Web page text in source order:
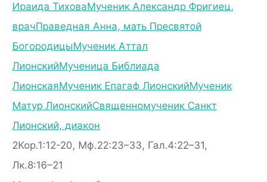
Ираида ТиховаМученик Александр Фригиец,
врачПраведная Анна, мать Пресвятой
БогородицыМученик Аттал
ЛионскийМученица Библиада
ЛионскаяМученик Епагаф ЛионскийМученик
Матур ЛионскийСвященномученик Санкт
Лионский, диакон
2Кор.1:12-20, Мф.22:23–33, Гал.4:22–31,
Лк.8:16–21